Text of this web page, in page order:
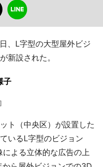
、L字型の大型屋外ビジ
新設された。
子
ト（中央区）が設置した
いるL字型のビジョン
よる立体的な広告の上